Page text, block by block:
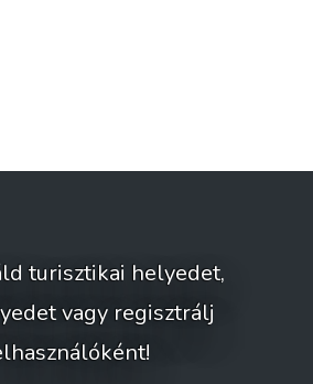
turisztikai helyedet,
vagy regisztrálj